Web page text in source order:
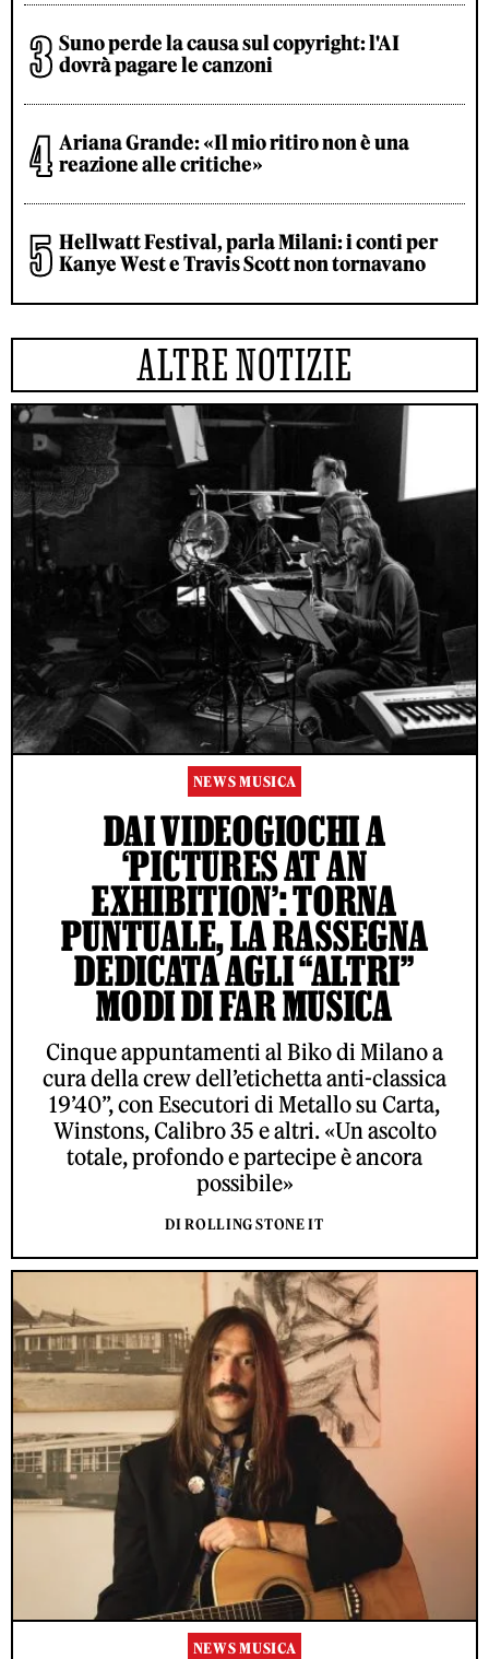
Suno perde la causa sul copyright: l'AI
dovrà pagare le canzoni
Ariana Grande: «Il mio ritiro non è una
reazione alle critiche»
Hellwatt Festival, parla Milani: i conti per
Kanye West e Travis Scott non tornavano
ALTRE NOTIZIE
NEWS MUSICA
DAI VIDEOGIOCHI A
‘PICTURES AT AN
EXHIBITION’: TORNA
PUNTUALE, LA RASSEGNA
DEDICATA AGLI “ALTRI”
MODI DI FAR MUSICA
Cinque appuntamenti al Biko di Milano a
cura della crew dell’etichetta anti-classica
19’40”, con Esecutori di Metallo su Carta,
Winstons, Calibro 35 e altri. «Un ascolto
totale, profondo e partecipe è ancora
possibile»
DI ROLLING STONE IT
NEWS MUSICA